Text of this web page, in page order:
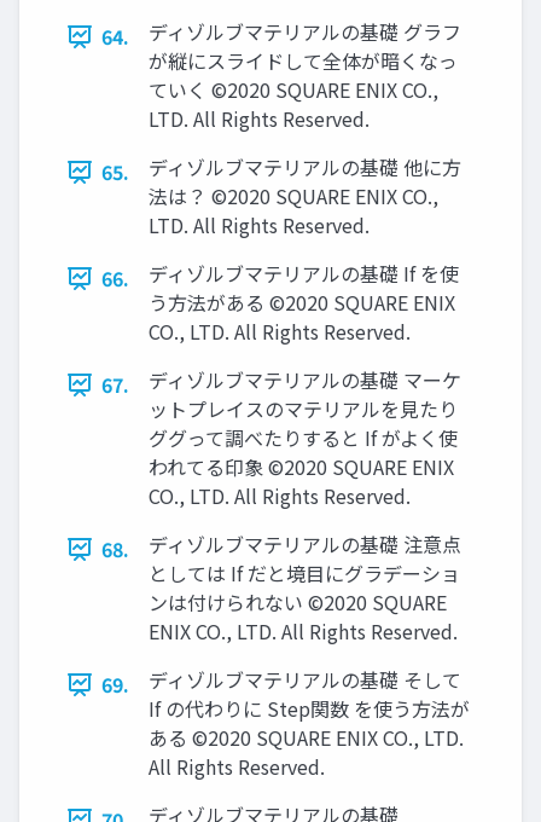
64.
ディゾルブマテリアルの基礎 グラフ
が縦にスライドして全体が暗くなっ
ていく ©2020 SQUARE ENIX CO.,
LTD. All Rights Reserved.
65.
ディゾルブマテリアルの基礎 他に方
法は？ ©2020 SQUARE ENIX CO.,
LTD. All Rights Reserved.
66.
ディゾルブマテリアルの基礎 If を使
う方法がある ©2020 SQUARE ENIX
CO., LTD. All Rights Reserved.
67.
ディゾルブマテリアルの基礎 マーケ
ットプレイスのマテリアルを見たり
ググって調べたりすると If がよく使
われてる印象 ©2020 SQUARE ENIX
CO., LTD. All Rights Reserved.
68.
ディゾルブマテリアルの基礎 注意点
としては If だと境目にグラデーショ
ンは付けられない ©2020 SQUARE
ENIX CO., LTD. All Rights Reserved.
69.
ディゾルブマテリアルの基礎 そして
If の代わりに Step関数 を使う方法が
ある ©2020 SQUARE ENIX CO., LTD.
All Rights Reserved.
ディゾルブマテリアルの基礎